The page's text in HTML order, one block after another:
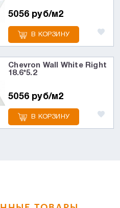
5056 руб/м2
В КОРЗИНУ
Chevron Wall White Right
18.6*5.2
5056 руб/м2
В КОРЗИНУ